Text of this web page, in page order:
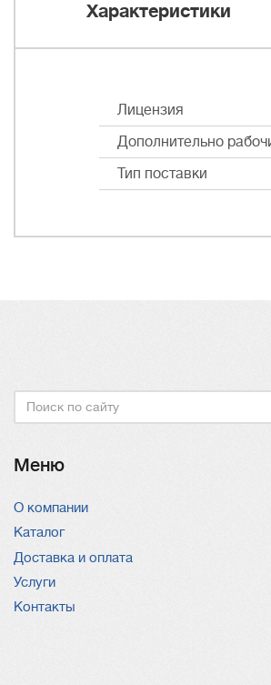
Характеристики
Лицензия
Дополнительно
Тип поставки
Поиск
Меню
О компании
Каталог
Доставка и оплата
Услуги
Контакты